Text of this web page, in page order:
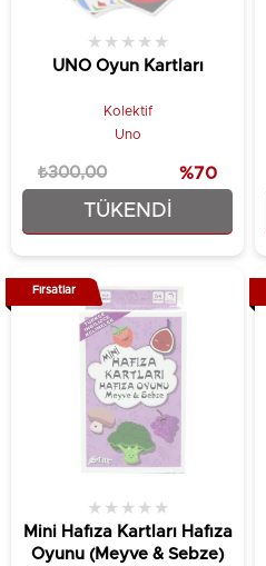
TÜKENDI
UNO Oyun Kartları
★ ★ ★ ★ ★
Kolektif
Uno
₺89,90
₺300,00 %70
Mini Hafıza Kartları Hafıza
Oyunu (Meyve & Sebze)
★ ★ ★ ★ ★
Fırsatlar